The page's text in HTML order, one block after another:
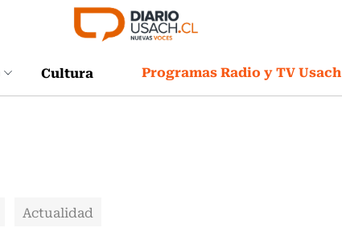
Cultura Programas Radio y TV Usach
Actualidad